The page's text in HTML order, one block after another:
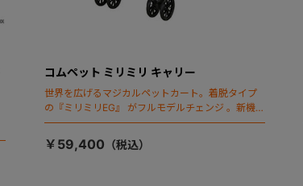
コムペット ミリミリ キャリー
世界を広げるマジカルペットカート。着脱タイプ
の『ミリミリEG』 がフルモデルチェンジ 。新機能
「マジカルフォールディング」搭載
￥59,400